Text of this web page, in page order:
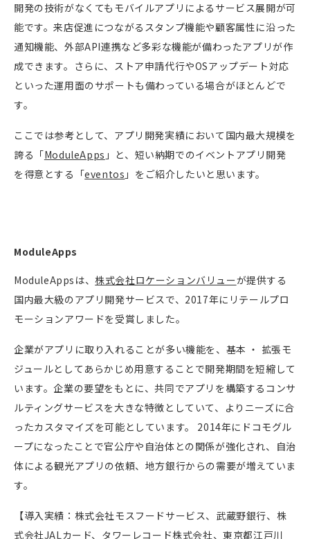
開発の技術がなくてもモバイルアプリによるサービス展開が可
能です。来店促進につながるスタンプ機能や顧客属性に沿った
通知機能、外部API連携など多彩な機能が備わったアプリが作
成できます。さらに、ストア申請代行やOSアップデート対応
といった運用面のサポートも備わっている場合がほとんどで
す。
ここでは参考として、アプリ開発実績において国内最大規模を
誇る「ModuleApps 」と、短い納期でのイベントアプリ開発
を得意とする「eventos 」をご紹介したいと思います。
ModuleApps
ModuleApps は、株式会社ロケーションバリューが提供する
国内最大級のアプリ開発サービスで、 2017年にリテールプロ
モーションアワードを受賞しました。
企業がアプリに取り入れることが多い機能を、基本 ・ 拡張モ
ジュールとしてあらかじめ用意することで開発期間を短縮して
います。企業の要望をもとに、共同でアプリを構築するコンサ
ルティングサービスを大きな特徴としていて、よりニーズに合
ったカスタマイズを可能としています。
2014年にドコモグル
ープになったことで官公庁や自治体との関係が強化され、自治
体による観光アプリの依頼、地方銀行からの需要が増えていま
す。
【導入実績：株式会社モスフードサービス、武蔵野銀行、株
式会社JALカード、タワーレコード株式会社、東京都江戸川